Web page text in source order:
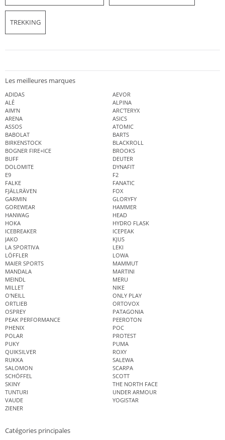
TREKKING
Les meilleures marques
ADIDAS
AEVOR
ALÉ
ALPINA
AIM'N
ARC'TERYX
ARENA
ASICS
ASSOS
ATOMIC
BABOLAT
BARTS
BIRKENSTOCK
BLACKROLL
BOGNER FIRE+ICE
BROOKS
BUFF
DEUTER
DOLOMITE
DYNAFIT
E9
F2
FALKE
FANATIC
FJÄLLRÄVEN
FOX
GARMIN
GLORYFY
GOREWEAR
HAMMER
HANWAG
HEAD
HOKA
HYDRO FLASK
ICEBREAKER
ICEPEAK
JAKO
KJUS
LA SPORTIVA
LEKI
LÖFFLER
LOWA
MAIER SPORTS
MAMMUT
MANDALA
MARTINI
MEINDL
MERU
MILLET
NIKE
O'NEILL
ONLY PLAY
ORTLIEB
ORTOVOX
OSPREY
PATAGONIA
PEAK PERFORMANCE
PEEROTON
PHENIX
POC
POLAR
PROTEST
PUKY
PUMA
QUIKSILVER
ROXY
RUKKA
SALEWA
SALOMON
SCARPA
SCHÖFFEL
SCOTT
SKINY
THE NORTH FACE
TUNTURI
UNDER ARMOUR
VAUDE
YOGISTAR
ZIENER
Catégories principales